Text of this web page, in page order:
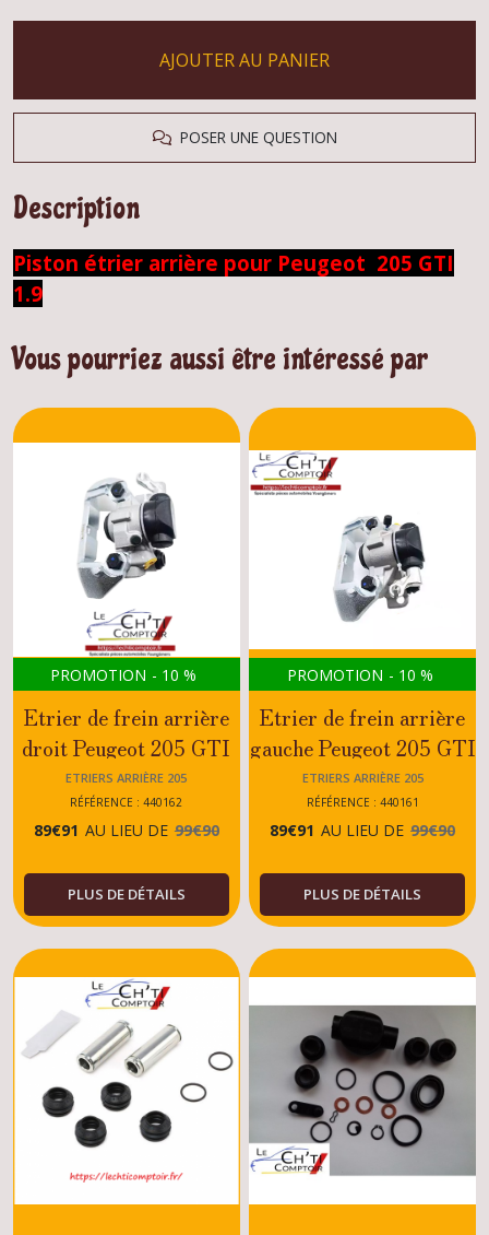
AJOUTER AU PANIER
POSER UNE QUESTION
Description
Piston étrier arrière pour Peugeot 205 GTI
1.9
Vous pourriez aussi être intéressé par
PROMOTION - 10 %
Etrier de frein arrière
droit Peugeot 205 GTI
1.9
ETRIERS ARRIÈRE 205
RÉFÉRENCE : 440162
89€91 AU LIEU DE 99€90
PLUS DE DÉTAILS
PROMOTION - 10 %
Etrier de frein arrière
gauche Peugeot 205 GTI
1.9
ETRIERS ARRIÈRE 205
RÉFÉRENCE : 440161
89€91 AU LIEU DE 99€90
PLUS DE DÉTAILS